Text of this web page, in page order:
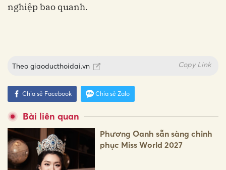
nghiệp bao quanh.
Theo giaoducthoidai.vn Copy Link
Chia sẻ Facebook Chia sẻ Zalo
Bài liên quan
Phương Oanh sẵn sàng chinh
phục Miss World 2027